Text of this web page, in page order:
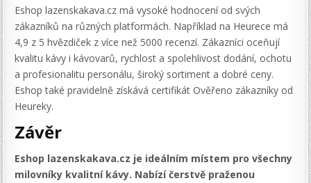
Eshop lazenskakava.cz má vysoké hodnocení od svých
zákazníků na různých platformách. Například na Heurece má
4,9 z 5 hvězdiček z více než 5000 recenzí. Zákazníci oceňují
kvalitu kávy i kávovarů, rychlost a spolehlivost dodání, ochotu
a profesionalitu personálu, široký sortiment a dobré ceny.
Eshop také pravidelně získává certifikát Ověřeno zákazníky od
Heureky.
Závěr
Eshop lazenskakava.cz je ideálním místem pro všechny
milovníky kvalitní kávy. Nabízí čerstvě praženou